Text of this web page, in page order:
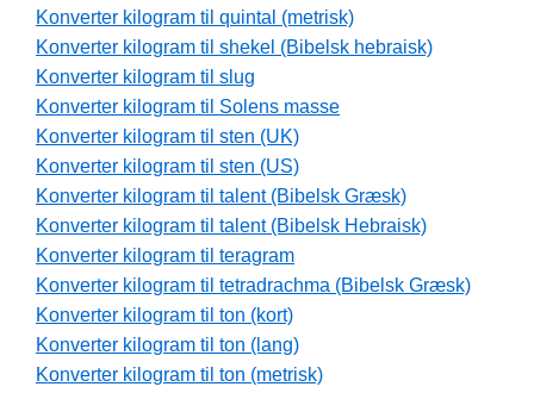
Konverter kilogram til quintal (metrisk)
Konverter kilogram til shekel (Bibelsk hebraisk)
Konverter kilogram til slug
Konverter kilogram til Solens masse
Konverter kilogram til sten (UK)
Konverter kilogram til sten (US)
Konverter kilogram til talent (Bibelsk Græsk)
Konverter kilogram til talent (Bibelsk Hebraisk)
Konverter kilogram til teragram
Konverter kilogram til tetradrachma (Bibelsk Græsk)
Konverter kilogram til ton (kort)
Konverter kilogram til ton (lang)
Konverter kilogram til ton (metrisk)